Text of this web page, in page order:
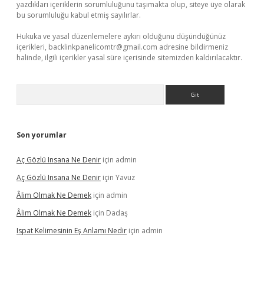
yazdıkları içeriklerin sorumluluğunu taşımakta olup, siteye üye olarak
bu sorumluluğu kabul etmiş sayılırlar.
Hukuka ve yasal düzenlemelere aykırı olduğunu düşündüğünüz
içerikleri, backlinkpanelicomtr@gmail.com adresine bildirmeniz
halinde, ilgili içerikler yasal süre içerisinde sitemizden kaldırılacaktır.
Son yorumlar
Aç Gözlü Insana Ne Denir için admin
Aç Gözlü Insana Ne Denir için Yavuz
Âlim Olmak Ne Demek için admin
Âlim Olmak Ne Demek için Dadaş
Ispat Kelimesinin Eş Anlamı Nedir için admin